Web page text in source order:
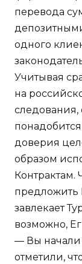
перевода
одного
Учитывая
на
следования,
доверия
образом
Контрактам.
предложить
завлекает
возможно,
— Вы начали
отметили,